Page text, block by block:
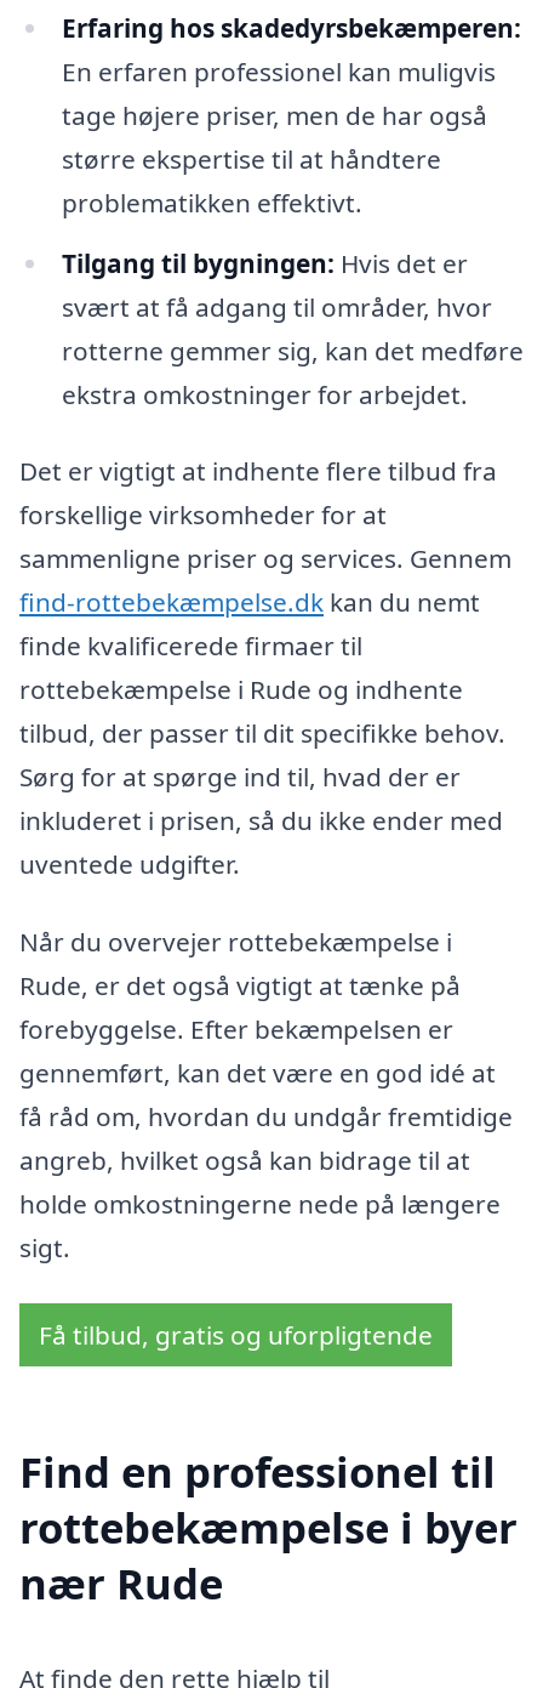
Erfaring hos skadedyrsbekæmperen:
En erfaren professionel kan muligvis
tage højere priser, men de har også
større ekspertise til at håndtere
problematikken effektivt.
Tilgang til bygningen: Hvis det er
svært at få adgang til områder, hvor
rotterne gemmer sig, kan det medføre
ekstra omkostninger for arbejdet.
Det er vigtigt at indhente flere tilbud fra
forskellige virksomheder for at
sammenligne priser og services. Gennem
find-rottebekæmpelse.dk kan du nemt
finde kvalificerede firmaer til
rottebekæmpelse i Rude og indhente
tilbud, der passer til dit specifikke behov.
Sørg for at spørge ind til, hvad der er
inkluderet i prisen, så du ikke ender med
uventede udgifter.
Når du overvejer rottebekæmpelse i
Rude, er det også vigtigt at tænke på
forebyggelse. Efter bekæmpelsen er
gennemført, kan det være en god idé at
få råd om, hvordan du undgår fremtidige
angreb, hvilket også kan bidrage til at
holde omkostningerne nede på længere
sigt.
Få tilbud, gratis og uforpligtende
Find en professionel til
rottebekæmpelse i byer
nær Rude
At finde den rette hjælp til